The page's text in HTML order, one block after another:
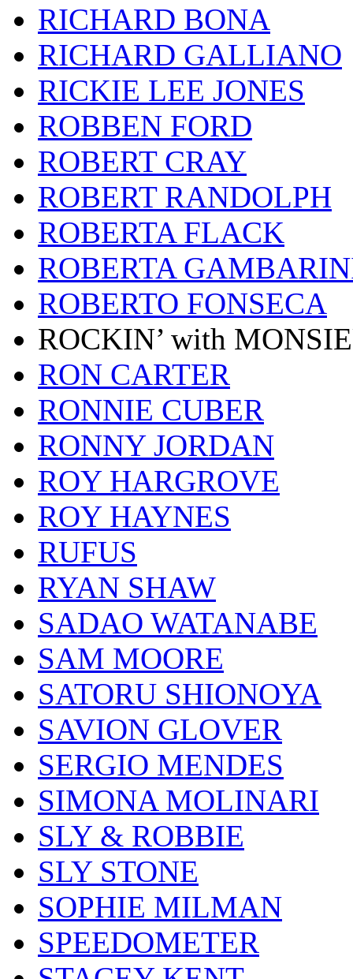
RICHARD BONA
RICHARD GALLIANO
RICKIE LEE JONES
ROBBEN FORD
ROBERT CRAY
ROBERT RANDOLPH
ROBERTA FLACK
ROBERTA
ROBERTO FONSECA
ROCKIN’ with
RON CARTER
RONNIE CUBER
RONNY JORDAN
ROY HARGROVE
ROY HAYNES
RUFUS
RYAN SHAW
SADAO WATANABE
SAM MOORE
SATORU SHIONOYA
SAVION GLOVER
SERGIO MENDES
SIMONA MOLINARI
SLY & ROBBIE
SLY STONE
SOPHIE MILMAN
SPEEDOMETER